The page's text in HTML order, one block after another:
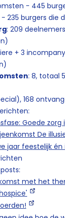
- 445
235 burgers die
: 209 deelnemers
+ 3
: 8, totaal
168
Goede
De
jaar feestelijk
met het